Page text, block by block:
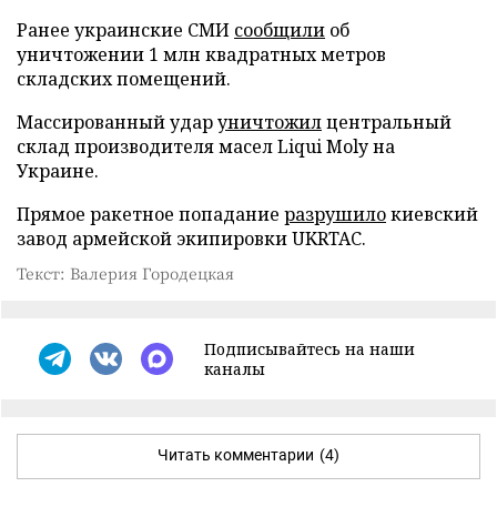
Ранее украинские СМИ сообщили об
уничтожении 1 млн квадратных метров
складских помещений.
Массированный ударуничтожилцентральный
склад производителя масел Liqui Moly на
Украине.
Прямое ракетное попадание разрушилокиевский
завод армейской экипировки UKRTAC.
Текст: Валерия Городецкая
Подписывайтесь на наши
каналы
Читать комментарии (4)